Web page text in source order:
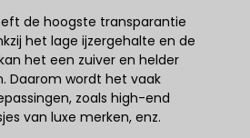
de hoogste transparantie
het lage ijzergehalte en de
het een zuiver en helder
Daarom wordt het vaak
zoals high-end
van luxe merken, enz.